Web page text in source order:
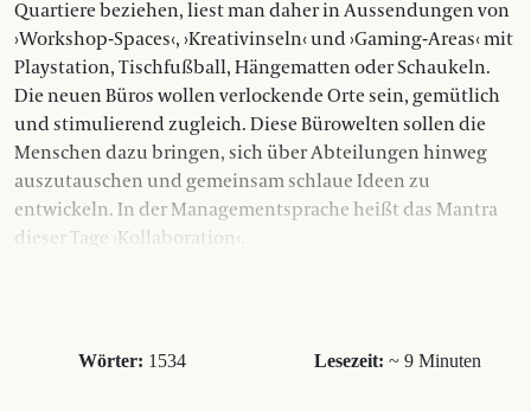
Quartiere beziehen, liest man daher in Aussendungen von
›Workshop-Spaces‹, ›Kreativinseln‹ und ›Gaming-Areas‹ mit
Playstation, Tischfußball, Hängematten oder Schaukeln.
Die neuen Büros wollen verlockende Orte sein, gemütlich
und stimulierend zugleich. Diese Bürowelten sollen die
Menschen dazu bringen, sich über Abteilungen hinweg
auszutauschen und gemeinsam schlaue Ideen zu
entwickeln. In der Managementsprache heißt das Mantra
dieser Tage ›Kollaboration‹.
Wörter: 1534 Lesezeit: ~ 9 Minuten